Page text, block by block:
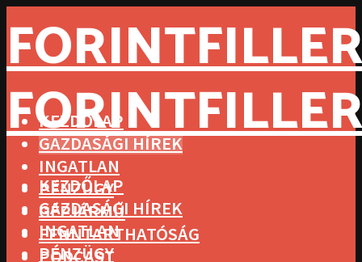
KEZDŐLAP
GAZDASÁGI HÍREK
INGATLAN
PÉNZÜGY
GÉPJÁRMŰ
FENNTARTHATÓSÁG
PODCAST
KEZDŐLAP
GAZDASÁGI HÍREK
INGATLAN
PÉNZÜGY